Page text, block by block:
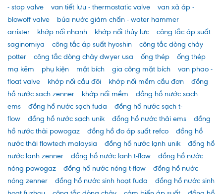
- stop valve
van tiết lưu - thermostatic valve
van xả áp -
blowoff valve
búa nước giảm chấn - water hammer
arrister
khớp nối nhanh khớp nối thủy lực
công tắc áp suất
saginomiya
công tắc áp suất hyoshin
công tắc dòng chảy
potter
công tắc dòng chảy dwyer usa ống thép
ống thép
mạ kẽm
phụ kiện mặt bích gia công mặt bích
van phao -
float valve
khớp nối cầu đôi khớp nối mềm cầu đơn
đồng
hồ nước sạch zenner
khớp nối mềm
đồng hồ nước sạch
ems
đồng hồ nước sạch fuda
đồng hồ nước sạch t-
flow
đồng hồ nước sạch unik đồng hồ nước thải ems
đồng
hồ nước thải powogaz
đồng hồ đo áp suất refco
đồng hồ
nước thải flowtech malaysia
đồng hồ nước lạnh unik
đồng hồ
nước lạnh zenner
đồng hồ nước lạnh t-flow
đồng hồ nước
nóng powogaz
đồng hồ nước nóng t-flow
đồng hồ nước
nóng zenner
đồng hồ nước sinh hoạt fuda
đồng hồ nước sinh